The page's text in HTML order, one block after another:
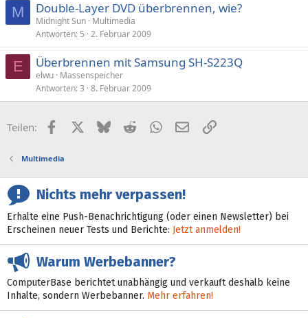
M Double-Layer DVD überbrennen, wie?
Midnight Sun Multimedia
Antworten 5 2. Februar 2009
E Überbrennen mit Samsung SH-S223Q
elwu Massenspeicher
Antworten 3 8. Februar 2009
Teilen: FacebookX (Twitter)
BlueskyRedditWhatsApp
E-MailLink
Multimedia
Nichts mehr verpassen!
Erhalte eine Push-Benachrichtigung (oder einen Newsletter) bei
Erscheinen neuer Tests und Berichte: Jetzt anmelden!
Warum Werbebanner?
ComputerBase berichtet unabhängig und verkauft deshalb keine
Inhalte, sondern Werbebanner. Mehr erfahren!